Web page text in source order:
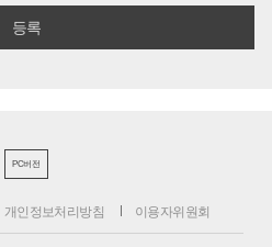
PC버전
개인정보처리방침 이용자위원회